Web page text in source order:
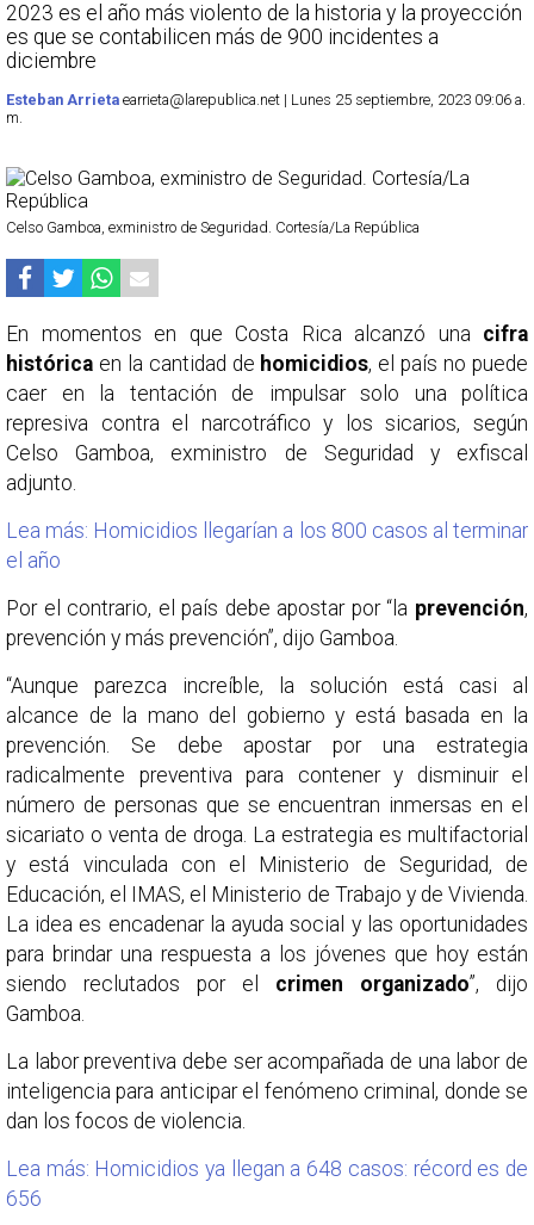
2023 es el año más violento de la historia y la proyección
es que se contabilicen más de 900 incidentes a
diciembre
Esteban Arrieta earrieta@larepublica.net | Lunes 25 septiembre, 2023 09:06 a.
m.
Celso Gamboa, exministro de Seguridad. Cortesía/La República
En momentos en que Costa Rica alcanzó una cifra
histórica en la cantidad de homicidios, el país no puede
caer en la tentación de impulsar solo una política
represiva contra el narcotráfico y los sicarios, según
Celso Gamboa, exministro de Seguridad y exfiscal
adjunto.
Lea más: Homicidios llegarían a los 800 casos al terminar
el año
Por el contrario, el país debe apostar por “la prevención,
prevención y más prevención”, dijo Gamboa.
“Aunque parezca increíble, la solución está casi al
alcance de la mano del gobierno y está basada en la
prevención. Se debe apostar por una estrategia
radicalmente preventiva para contener y disminuir el
número de personas que se encuentran inmersas en el
sicariato o venta de droga. La estrategia es multifactorial
y está vinculada con el Ministerio de Seguridad, de
Educación, el IMAS, el Ministerio de Trabajo y de Vivienda.
La idea es encadenar la ayuda social y las oportunidades
para brindar una respuesta a los jóvenes que hoy están
siendo reclutados por el crimen organizado”, dijo
Gamboa.
La labor preventiva debe ser acompañada de una labor de
inteligencia para anticipar el fenómeno criminal, donde se
dan los focos de violencia.
Lea más: Homicidios ya llegan a 648 casos: récord es de
656